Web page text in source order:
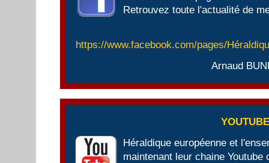
Retrouvez toute l'actualité de
https://www.facebook.com/pages/
Arnaud
Héraldique européenne et
maintenant leur chaine Youtube